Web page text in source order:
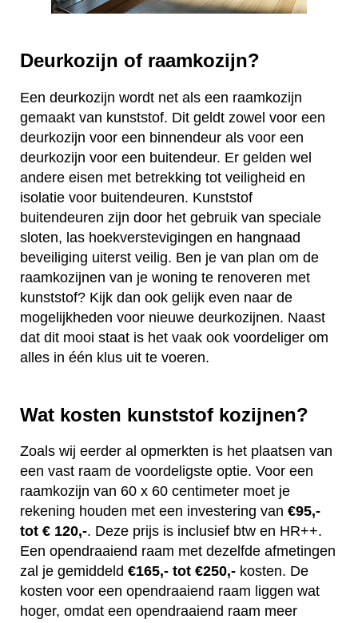
Deurkozijn of raamkozijn?
Een deurkozijn wordt net als een raamkozijn
gemaakt van kunststof. Dit geldt zowel voor een
deurkozijn voor een binnendeur als voor een
deurkozijn voor een buitendeur. Er gelden wel
andere eisen met betrekking tot veiligheid en
isolatie voor buitendeuren. Kunststof
buitendeuren zijn door het gebruik van speciale
sloten, las hoekverstevigingen en hangnaad
beveiliging uiterst veilig. Ben je van plan om de
raamkozijnen van je woning te renoveren met
kunststof? Kijk dan ook gelijk even naar de
mogelijkheden voor nieuwe deurkozijnen. Naast
dat dit mooi staat is het vaak ook voordeliger om
alles in één klus uit te voeren.
Wat kosten kunststof kozijnen?
Zoals wij eerder al opmerkten is het plaatsen van
een vast raam de voordeligste optie. Voor een
raamkozijn van 60 x 60 centimeter moet je
rekening houden met een investering van €95,-
tot € 120,-. Deze prijs is inclusief btw en HR++.
Een opendraaiend raam met dezelfde afmetingen
zal je gemiddeld €165,- tot €250,- kosten. De
kosten voor een opendraaiend raam liggen wat
hoger, omdat een opendraaiend raam meer